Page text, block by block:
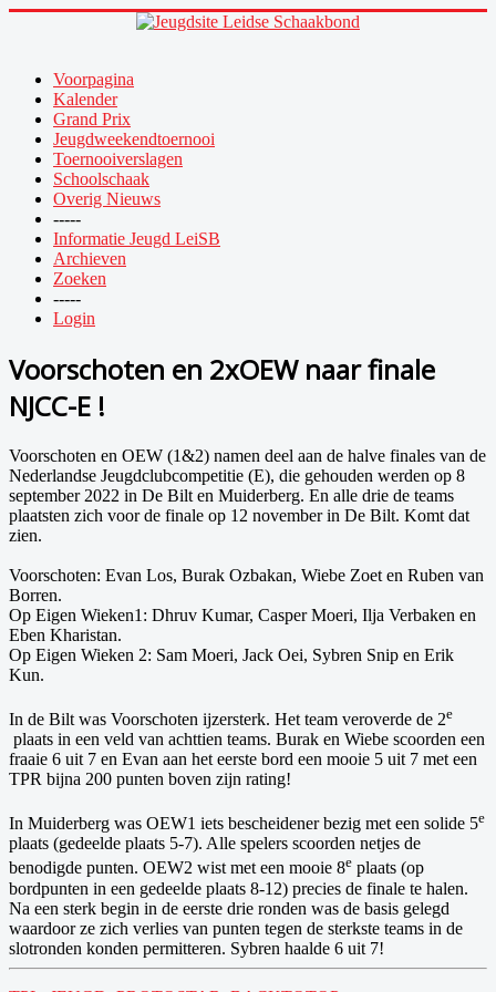
Voorpagina
Kalender
Grand Prix
Jeugdweekendtoernooi
Toernooiverslagen
Schoolschaak
Overig Nieuws
-----
Informatie Jeugd LeiSB
Archieven
Zoeken
-----
Login
Voorschoten en 2xOEW naar finale
NJCC-E !
Voorschoten en OEW (1&2) namen deel aan de halve finales van de
Nederlandse Jeugdclubcompetitie (E), die gehouden werden op 8
september 2022 in De Bilt en Muiderberg. En alle drie de teams
plaatsten zich voor de finale op 12 november in De Bilt. Komt dat
zien.
Voorschoten: Evan Los, Burak Ozbakan, Wiebe Zoet en Ruben van
Borren.
Op Eigen Wieken1: Dhruv Kumar, Casper Moeri, Ilja Verbaken en
Eben Kharistan.
Op Eigen Wieken 2: Sam Moeri, Jack Oei, Sybren Snip en Erik
Kun.
In de Bilt was Voorschoten ijzersterk. Het team veroverde de 2e
plaats in een veld van achttien teams. Burak en Wiebe scoorden een
fraaie 6 uit 7 en Evan aan het eerste bord een mooie 5 uit 7 met een
TPR bijna 200 punten boven zijn rating!
In Muiderberg was OEW1 iets bescheidener bezig met een solide 5e
plaats (gedeelde plaats 5-7). Alle spelers scoorden netjes de
benodigde punten. OEW2 wist met een mooie 8e plaats (op
bordpunten in een gedeelde plaats 8-12) precies de finale te halen.
Na een sterk begin in de eerste drie ronden was de basis gelegd
waardoor ze zich verlies van punten tegen de sterkste teams in de
slotronden konden permitteren. Sybren haalde 6 uit 7!